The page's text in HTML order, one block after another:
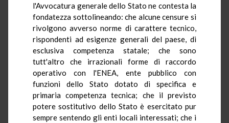
l'Avvocatura generale dello Stato ne contesta la
fondatezza sottolineando: che alcune censure si
rivolgono avverso norme di carattere tecnico,
rispondenti ad esigenze generali del paese, di
esclusiva competenza statale; che sono
tutt'altro che irrazionali forme di raccordo
operativo con l'ENEA, ente pubblico con
funzioni dello Stato dotato di specifica e
primaria competenza tecnica; che il previsto
potere sostitutivo dello Stato è esercitato pur
sempre sentendo gli enti locali interessati; che i